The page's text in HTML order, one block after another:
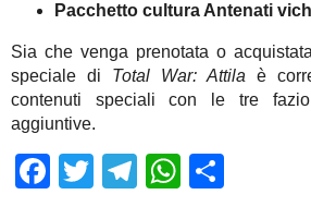
Pacchetto cultura Antenati
Sia che venga prenotata o
speciale di Total War: Attila è
contenuti speciali con le tre
aggiuntive.
Facebook
TwitterTelegram